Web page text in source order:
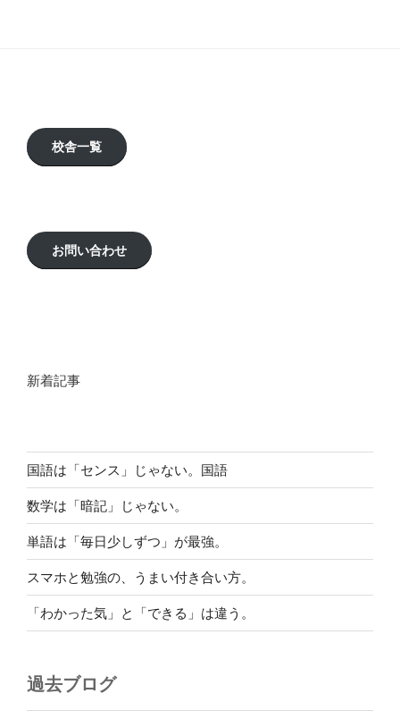
校舎一覧
お問い合わせ
新着記事
国語は「センス」じゃない。国語
数学は「暗記」じゃない。
単語は「毎日少しずつ」が最強。
スマホと勉強の、うまい付き合い方。
「わかった気」と「できる」は違う。
過去ブログ